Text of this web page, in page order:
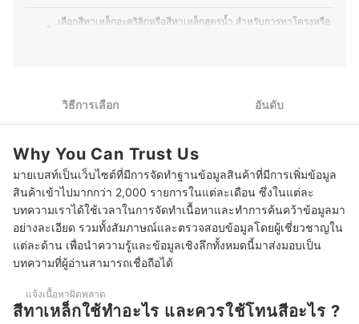
1
เลือกสีทาเหล็กอะคริลิกหรือสีทาเหล็กสูตรน้ำ สำหรับการทาโครงหรือ
เลือกสีทาเหล็กที่มีมาตรฐานรับรองและไม่มีสารอันตราย
10 อันดับ สีทาเหล็ก ยี่ห้อไหนดี กันสนิม แห้งเร็ว
ข้อควรระวังในการใช้สีทาเหล็ก
บทส่งท้าย
วิธีการเลือก อันดับ
Why You Can Trust Us
มายเบสท์เป็นเว็บไซต์ที่มีการจัดทำฐานข้อมูลสินค้าที่มีการเพิ่มข้อมูล
สินค้าเข้าไปมากกว่า 2,000 รายการในแต่ละเดือน ซึ่งในแต่ละ
บทความเราได้ใช้เวลาในการจัดทำเนื้อหาและทำการค้นคว้าข้อมูลมา
อย่างละเอียด รวมทั้งสัมภาษณ์และตรวจสอบข้อมูลโดยผู้เชี่ยวชาญใน
แต่ละด้าน เพื่อนำความรู้และข้อมูลเชิงลึกทั้งหมดนี้มาส่งมอบเป็น
บทความที่ผู้อ่านสามารถเชื่อถือได้
แจ้งเนื้อหาผิดพลาด
สีทาเหล็กใช้ทำอะไร และควรใช้โทนสีอะไร ?